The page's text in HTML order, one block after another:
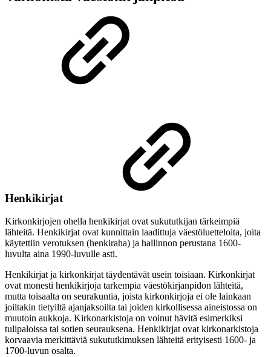
Henkikirjat
Kirkonkirjojen ohella henkikirjat ovat sukututkijan tärkeimpiä
lähteitä. Henkikirjat ovat kunnittain laadittuja väestöluetteloita, joita
käytettiin verotuksen (henkiraha) ja hallinnon perustana 1600-
luvulta aina 1990-luvulle asti.
Henkikirjat ja kirkonkirjat täydentävät usein toisiaan. Kirkonkirjat
ovat monesti henkikirjoja tarkempia väestökirjanpidon lähteitä,
mutta toisaalta on seurakuntia, joista kirkonkirjoja ei ole lainkaan
joiltakin tietyiltä ajanjaksoilta tai joiden kirkollisessa aineistossa on
muutoin aukkoja. Kirkonarkistoja on voinut hävitä esimerkiksi
tulipaloissa tai sotien seurauksena. Henkikirjat ovat kirkonarkistoja
korvaavia merkittäviä sukututkimuksen lähteitä erityisesti 1600- ja
1700-luvun osalta.